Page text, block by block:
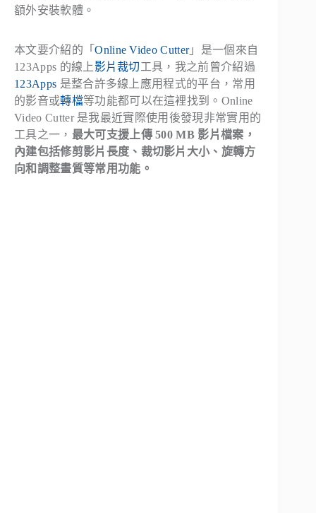
額外安裝軟體。
本文要介紹的「Online Video Cutter」是一個來自
123Apps 的線上 影片裁切工具，我之前曾介紹過
123Apps 是整合許多線上應用程式的平台，常用
的影音或轉檔等功能都可以在這裡找到。Online
Video Cutter 是我最近實際使用後發現非常實用的
工具之一， 最大可支援上傳 500 MB 影片檔案，
內建包括修剪影片長度、裁切影片大小、旋轉方
向和調整畫質等常用功能。